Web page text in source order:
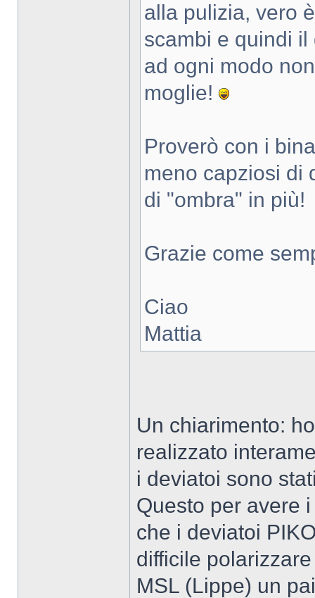
alla pulizia, vero
scambi e quindi
ad ogni modo
moglie!
Proverò con i
meno capziosi di
di "ombra" in più!
Grazie come
Ciao
Mattia
Un chiarimento:
realizzato
i deviatoi sono
Questo per avere
che i deviatoi
difficile
MSL (Lippe) un